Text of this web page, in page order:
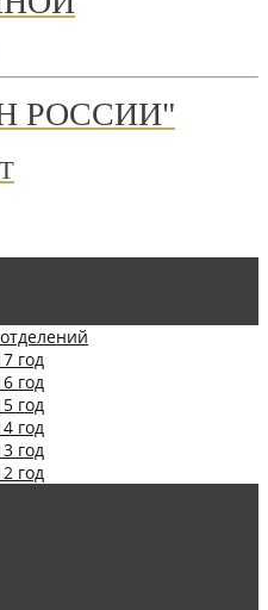
РОССИИ"
год
год
год
год
год
год